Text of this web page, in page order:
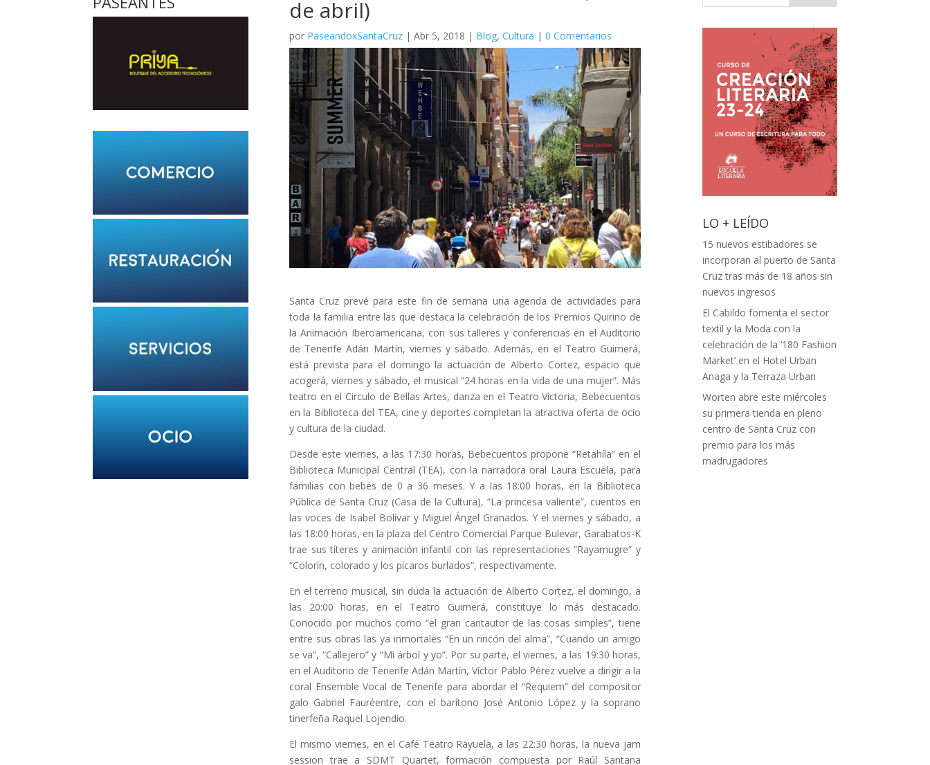
de abril)
por PaseandoxSantaCruz| Abr 5, 2018 | Blog, Cultura | 0 Comentarios
Santa Cruz prevé para este fin de semana una agenda de actividades para
toda la familia entre las que destaca la celebración de los Premios Quirino de
la Animación Iberoamericana, con sus talleres y conferencias en el Auditorio
de Tenerife Adán Martín, viernes y sábado. Además, en el Teatro Guimerá,
está prevista para el domingo la actuación de Alberto Cortez, espacio que
acogerá, viernes y sábado, el musical “24 horas en la vida de una mujer”. Más
teatro en el Circulo de Bellas Artes, danza en el Teatro Victoria, Bebecuentos
en la Biblioteca del TEA, cine y deportes completan la atractiva oferta de ocio
y cultura de la ciudad.
Desde este viernes, a las 17:30 horas, Bebecuentos propone “Retahíla” en el
Biblioteca Municipal Central (TEA), con la narradora oral Laura Escuela, para
familias con bebés de 0 a 36 meses. Y a las 18:00 horas, en la Biblioteca
Pública de Santa Cruz (Casa de la Cultura), “La princesa valiente”, cuentos en
las voces de Isabel Bolívar y Miguel Ángel Granados. Y el viernes y sábado, a
las 18:00 horas, en la plaza del Centro Comercial Parque Bulevar, Garabatos-K
trae sus títeres y animación infantil con las representaciones “Rayamugre” y
“Colorín, colorado y los pícaros burlados”, respectivamente.
En el terreno musical, sin duda la actuación de Alberto Cortez, el domingo, a
las 20:00 horas, en el Teatro Guimerá, constituye lo más destacado.
Conocido por muchos como “el gran cantautor de las cosas simples”, tiene
entre sus obras las ya inmortales “En un rincón del alma”, “Cuando un amigo
se va”, “Callejero” y “Mi árbol y yo”. Por su parte, el viernes, a las 19:30 horas,
en el Auditorio de Tenerife Adán Martín, Víctor Pablo Pérez vuelve a dirigir a la
coral Ensemble Vocal de Tenerife para abordar el “Requiem” del compositor
galo Gabriel Fauréentre, con el barítono José Antonio López y la soprano
tinerfeña Raquel Lojendio.
El mismo viernes, en el Café Teatro Rayuela, a las 22:30 horas, la nueva jam
session trae a SDMT Quartet, formación compuesta por Raúl Santana
LO + LEÍDO
15 nuevos estibadores se
incorporan al puerto de Santa
Cruz tras más de 18 años sin
nuevos ingresos
El Cabildo fomenta el sector
textil y la Moda con la
celebración de la ‘180 Fashion
Market’ en el Hotel Urban
Anaga y la Terraza Urban
Worten abre este miércoles
su primera tienda en pleno
centro de Santa Cruz con
premio para los más
madrugadores